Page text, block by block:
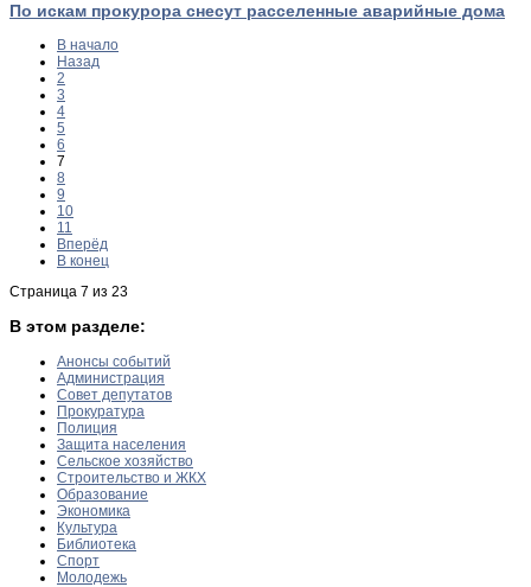
По искам прокурора снесут расселенные аварийные дома
В начало
Назад
2
3
4
5
6
7
8
9
10
11
Вперёд
В конец
Страница 7 из 23
В этом разделе:
Анонсы событий
Администрация
Совет депутатов
Прокуратура
Полиция
Защита населения
Сельское хозяйство
Строительство и ЖКХ
Образование
Экономика
Культура
Библиотека
Спорт
Молодежь